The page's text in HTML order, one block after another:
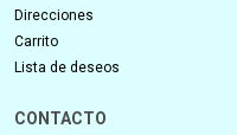
Direcciones
Carrito
Lista de deseos
CONTACTO